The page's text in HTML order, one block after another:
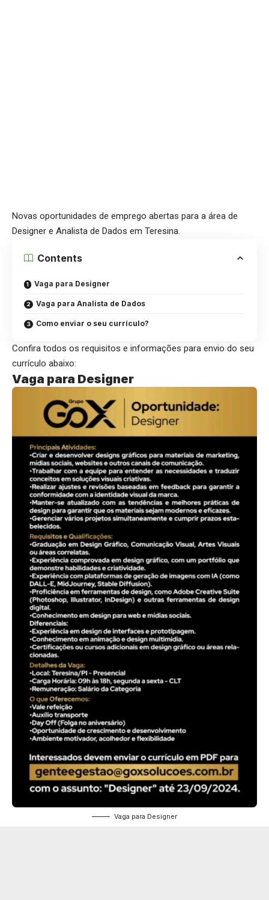
Novas oportunidades de emprego abertas para a área de
Designer e Analista de Dados em Teresina.
Contents
Vaga para Designer
Vaga para Analista de Dados
Como enviar o seu currículo?
Confira todos os requisitos e informações para envio do seu
currículo abaixo:
Vaga para Designer
Vaga para Designer